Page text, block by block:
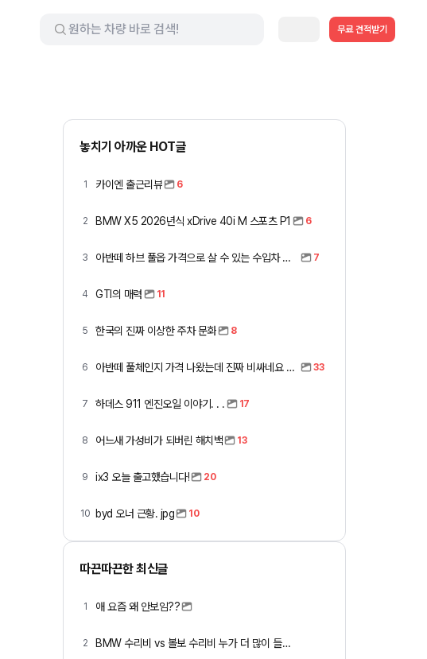
무료 견적받기
놓치기 아까운 HOT글
1 카이엔 출근리뷰 6
2 BMW X5 2026년식 xDrive 40i M 스포츠 P1 6
3 아반떼 하브 풀옵 가격으로 살 수 있는 수입차 모아봤습니다 (중고 포함) 7
4 GTI의 매력 11
5 한국의 진짜 이상한 주차 문화 8
6 아반떼 풀체인지 가격 나왔는데 진짜 비싸네요 ㅎㅎ 33
7 하데스 911 엔진오일 이야기. . . 17
8 어느새 가성비가 되버린 해치백 13
9 ix3 오늘 출고했습니다! 20
10 byd 오너 근황. jpg 10
따끈따끈한 최신글
1 애 요즘 왜 안보임??
2 BMW 수리비 vs 볼보 수리비 누가 더 많이 들까요 ㅎ